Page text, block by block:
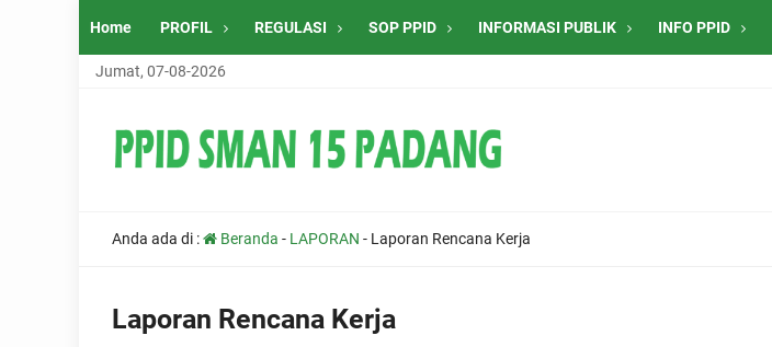
Home PROFIL REGULASI SOP PPID INFORMASI PUBLIK INFO PPID
Jumat, 07-08-2026
Anda ada di : Beranda - LAPORAN - Laporan Rencana Kerja
Laporan Rencana Kerja